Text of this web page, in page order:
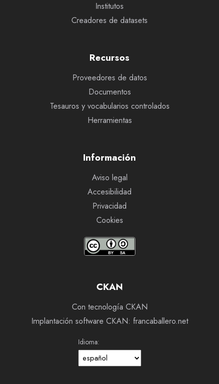
Institutos
Creadores de datasets
Recursos
Proveedores de datos
Documentos
Tesauros y vocabularios controlados
Herramientas
Información
Aviso legal
Accesibilidad
Privacidad
Cookies
CKAN
Con tecnología CKAN
Implantación software CKAN: francaballero.net
Idioma